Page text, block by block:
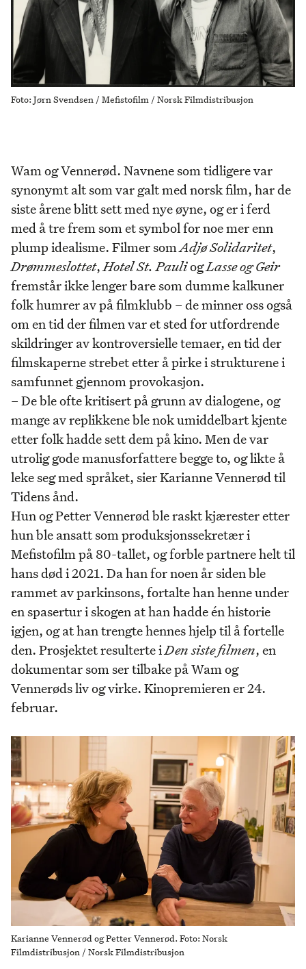
Foto: Jørn Svendsen / Mefistofilm / Norsk Filmdistribusjon
Wam og Vennerød. Navnene som tidligere var
synonymt alt som var galt med norsk film, har de
siste årene blitt sett med nye øyne, og er i ferd
med å tre frem som et symbol for noe mer enn
plump idealisme. Filmer somAdjø Solidaritet,
Drømmeslottet,Hotel St. PauliogLasse og Geir
fremstår ikke lenger bare som dumme kalkuner
folk humrer av på filmklubb – de minner oss også
om en tid der filmen var et sted for utfordrende
skildringer av kontroversielle temaer, en tid der
filmskaperne strebet etter å pirke i strukturene i
samfunnet gjennom provokasjon.
– De ble ofte kritisert på grunn av dialogene, og
mange av replikkene ble nok umiddelbart kjente
etter folk hadde sett dem på kino. Men de var
utrolig gode manusforfattere begge to, og likte å
leke seg med språket, sier Karianne Vennerød til
Tidens ånd.
Hun og Petter Vennerød ble raskt kjærester etter
hun ble ansatt som produksjonssekretær i
Mefistofilm på 80-tallet, og forble partnere helt til
hans død i 2021. Da han for noen år siden ble
rammet av parkinsons, fortalte han henne under
en spasertur i skogen at han hadde én historie
igjen, og at han trengte hennes hjelp til å fortelle
den. Prosjektet resulterte iDen siste filmen, en
dokumentar som ser tilbake på Wam og
Vennerøds liv og virke. Kinopremieren er 24.
februar.
Karianne Vennerød og Petter Vennerød. Foto: Norsk
Filmdistribusjon / Norsk Filmdistribusjon